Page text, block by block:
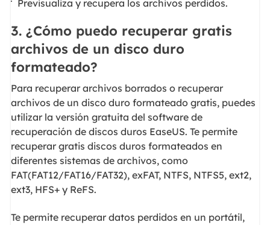
Previsualiza y recupera los archivos perdidos.
3. ¿Cómo puedo recuperar gratis
archivos de un disco duro
formateado?
Para recuperar archivos borrados o recuperar
archivos de un disco duro formateado gratis, puedes
utilizar la versión gratuita del software de
recuperación de discos duros EaseUS. Te permite
recuperar gratis discos duros formateados en
diferentes sistemas de archivos, como
FAT(FAT12/FAT16/FAT32), exFAT, NTFS, NTFS5, ext2,
ext3, HFS+ y ReFS.
Te permite recuperar datos perdidos en un portátil,